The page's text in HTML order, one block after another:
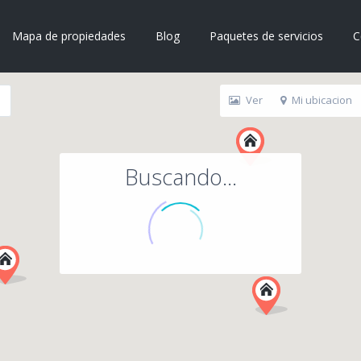
Mapa de propiedades Blog Paquetes de servicios
Buscando...
Ver Mi ubicacion